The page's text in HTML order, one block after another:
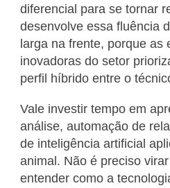
diferencial para se tornar
desenvolve essa fluência
larga na frente, porque as
inovadoras do setor
perfil híbrido entre o
Vale investir tempo em
análise, automação de
de inteligência artificial
animal. Não é preciso
entender como a